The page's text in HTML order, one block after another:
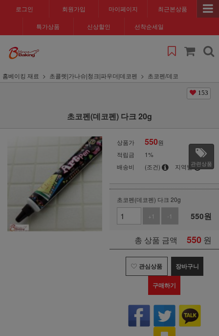
로그인 회원가입 마이페이지 최근본상품
특가상품 신상할인 선착순세일
홈베이킹 재료 초콜렛|가나슈|청크|파우더|데코펜 초코펜/데코
153
초코펜(데코펜) 다크 20g
상품가 550원
적립금
1%
배송비
(조건) 지역별관련상품
초코펜(데코펜) 다크 20g
+1
-1 550원
총 상품 금액 550 원
관심상품 장바구니
구매하기